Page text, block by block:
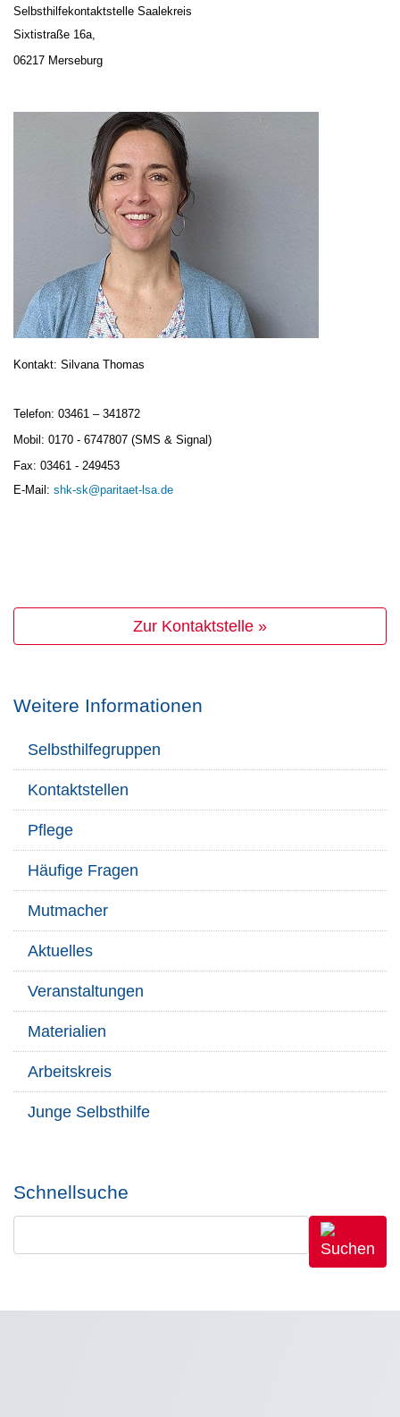
Selbsthilfekontaktstelle Saalekreis
Sixtistraße 16a,
06217 Merseburg
Kontakt: Silvana Thomas
Telefon: 03461 – 341872
Mobil: 0170 - 6747807 (SMS & Signal)
Fax: 03461 - 249453
E-Mail: shk-sk@paritaet-lsa.de
Zur Kontaktstelle »
Weitere Informationen
Selbsthilfegruppen
Kontaktstellen
Pflege
Häufige Fragen
Mutmacher
Aktuelles
Veranstaltungen
Materialien
Arbeitskreis
Junge Selbsthilfe
Schnellsuche